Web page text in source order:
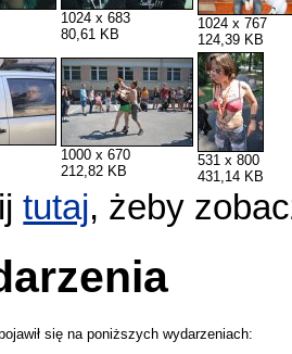
1024 x 683
80,61 KB
1024 x 767
124,39 KB
1000 x 670
212,82 KB
531 x 800
431,14 KB
tutaj, żeby
się na poniższych wydarzeniach: